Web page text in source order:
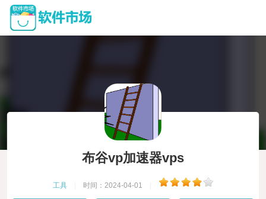
布谷vp加速器vps
工具 时间：2024-04-01